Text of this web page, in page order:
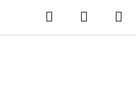
Hľadať
KOŠÍK